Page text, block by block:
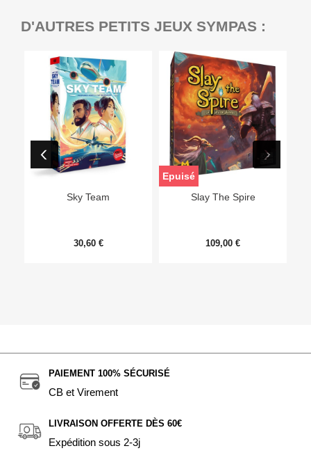
D'AUTRES PETITS JEUX SYMPAS :
Sky Team
30,60 €
Slay The Spire
109,00 €
Epuisé
PAIEMENT 100% SÉCURISÉ
CB et Virement
LIVRAISON OFFERTE DÈS 60€
Expédition sous 2-3j